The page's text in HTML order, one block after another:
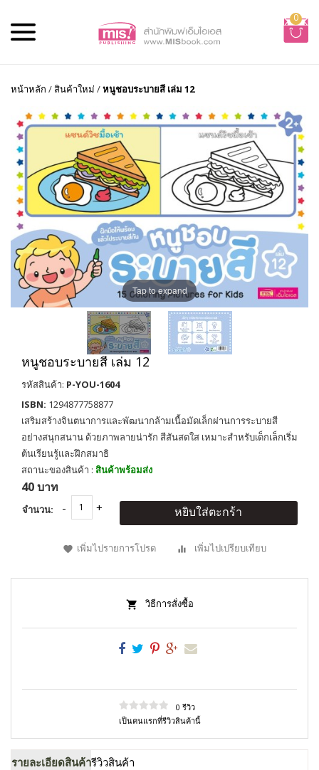
0
หน้าหลัก /สินค้าใหม่ /หนูชอบระบายสี เล่ม 12
Tap to expand
หนูชอบระบายสี เล่ม 12
รหัสสินค้า: P-YOU-1604
ISBN: 1294877758877
เสริมสร้างจินตนาการและพัฒนากล้ามเนื้อมัดเล็กผ่านการระบายสี
อย่างสนุกสนาน ด้วยภาพลายน่ารัก สีสันสดใส เหมาะสำหรับเด็กเล็กเริ่ม
ต้นเรียนรู้และฝึกสมาธิ
สถานะของสินค้า : สินค้าพร้อมส่ง
40 บาท
จำนวน: หยิบใส่ตะกร้า
เพิ่มไปรายการโปรด เพิ่มไปเปรียบเทียบ
วิธีการสั่งซื้อ
0 รีวิว
เป็นคนแรกที่รีวิวสินค้านี้
รายละเอียดสินค้ารีวิวสินค้า